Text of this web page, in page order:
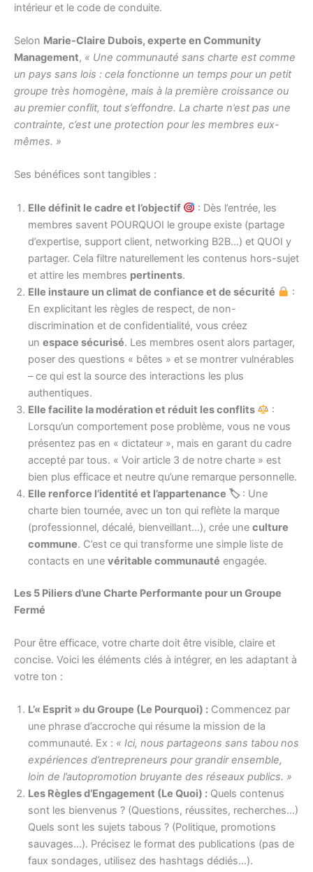
intérieur et le code de conduite.
Selon Marie-Claire Dubois, experte en Community
Management, « Une communauté sans charte est comme
un pays sans lois : cela fonctionne un temps pour un petit
groupe très homogène, mais à la première croissance ou
au premier conflit, tout s’effondre. La charte n’est pas une
contrainte, c’est une protection pour les membres eux-
mêmes. »
Ses bénéfices sont tangibles :
Elle définit le cadre et l’objectif
: Dès l’entrée, les
membres savent POURQUOI le groupe existe (partage
d’expertise, support client, networking B2B…) et QUOI y
partager. Cela filtre naturellement les contenus hors-sujet
et attire les membres pertinents.
Elle instaure un climat de confiance et de sécurité
:
En explicitant les règles de respect, de non-
discrimination et de confidentialité, vous créez
un espace sécurisé. Les membres osent alors partager,
poser des questions « bêtes » et se montrer vulnérables
– ce qui est la source des interactions les plus
authentiques.
Elle facilite la modération et réduit les conflits
:
Lorsqu’un comportement pose problème, vous ne vous
présentez pas en « dictateur », mais en garant du cadre
accepté par tous. « Voir article 3 de notre charte » est
bien plus efficace et neutre qu’une remarque personnelle.
Elle renforce l’identité et l’appartenance 🏷: Une
charte bien tournée, avec un ton qui reflète la marque
(professionnel, décalé, bienveillant…), crée une culture
commune. C’est ce qui transforme une simple liste de
contacts en une véritable communauté engagée.
Les 5 Piliers d’une Charte Performante pour un Groupe
Fermé
Pour être efficace, votre charte doit être visible, claire et
concise. Voici les éléments clés à intégrer, en les adaptant à
votre ton :
L’« Esprit » du Groupe (Le Pourquoi) : Commencez par
une phrase d’accroche qui résume la mission de la
communauté. Ex : « Ici, nous partageons sans tabou nos
expériences d’entrepreneurs pour grandir ensemble,
loin de l’autopromotion bruyante des réseaux publics. »
Les Règles d’Engagement (Le Quoi) : Quels contenus
sont les bienvenus ? (Questions, réussites, recherches…)
Quels sont les sujets tabous ? (Politique, promotions
sauvages…). Précisez le format des publications (pas de
faux sondages, utilisez des hashtags dédiés…).